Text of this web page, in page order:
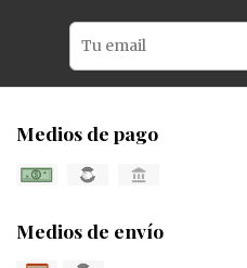
Medios de pago
Medios de envío